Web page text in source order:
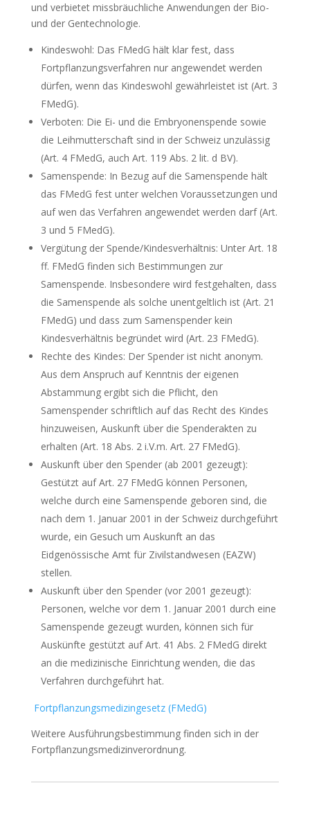
und verbietet missbräuchliche Anwendungen der Bio-
und der Gentechnologie.
Kindeswohl: Das FMedG hält klar fest, dass
Fortpflanzungsverfahren nur angewendet werden
dürfen, wenn das Kindeswohl gewährleistet ist (Art. 3
FMedG).
Verboten: Die Ei- und die Embryonenspende sowie
die Leihmutterschaft sind in der Schweiz unzulässig
(Art. 4 FMedG, auch Art. 119 Abs. 2 lit. d BV).
Samenspende: In Bezug auf die Samenspende hält
das FMedG fest unter welchen Voraussetzungen und
auf wen das Verfahren angewendet werden darf (Art.
3 und 5 FMedG).
Vergütung der Spende/Kindesverhältnis: Unter Art. 18
ff. FMedG finden sich Bestimmungen zur
Samenspende. Insbesondere wird festgehalten, dass
die Samenspende als solche unentgeltlich ist (Art. 21
FMedG) und dass zum Samenspender kein
Kindesverhältnis begründet wird (Art. 23 FMedG).
Rechte des Kindes: Der Spender ist nicht anonym.
Aus dem Anspruch auf Kenntnis der eigenen
Abstammung ergibt sich die Pflicht, den
Samenspender schriftlich auf das Recht des Kindes
hinzuweisen, Auskunft über die Spenderakten zu
erhalten (Art. 18 Abs. 2 i.V.m. Art. 27 FMedG).
Auskunft über den Spender (ab 2001 gezeugt):
Gestützt auf Art. 27 FMedG können Personen,
welche durch eine Samenspende geboren sind, die
nach dem 1. Januar 2001 in der Schweiz durchgeführt
wurde, ein Gesuch um Auskunft an das
Eidgenössische Amt für Zivilstandwesen (EAZW)
stellen.
Auskunft über den Spender (vor 2001 gezeugt):
Personen, welche vor dem 1. Januar 2001 durch eine
Samenspende gezeugt wurden, können sich für
Auskünfte gestützt auf Art. 41 Abs. 2 FMedG direkt
an die medizinische Einrichtung wenden, die das
Verfahren durchgeführt hat.
Fortpflanzungsmedizingesetz (FMedG)
Weitere Ausführungsbestimmung finden sich in der
Fortpflanzungsmedizinverordnung.